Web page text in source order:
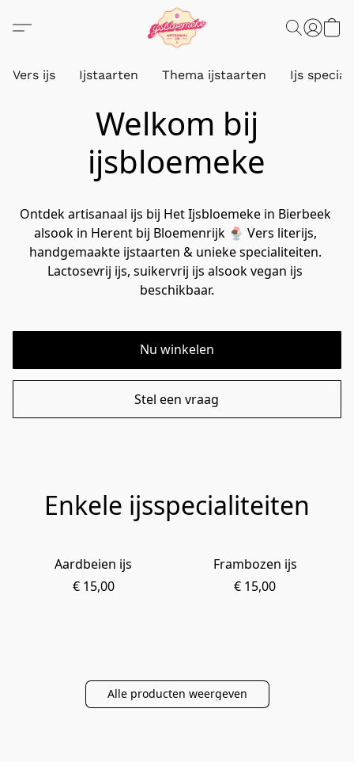
Vers ijs Ijstaarten Thema ijstaarten Ijs
Welkom bij
ijsbloemeke
Ontdek artisanaal ijs bij Het Ijsbloemeke in Bierbeek
alsook in Herent bij Bloemenrijk 🍨 Vers literijs,
handgemaakte ijstaarten & unieke specialiteiten.
Lactosevrij ijs, suikervrij ijs alsook vegan ijs
beschikbaar.
Nu winkelen
Stel een vraag
Enkele ijsspecialiteiten
Aardbeien ijs
€ 15,00
Frambozen ijs
€ 15,00
Alle producten weergeven